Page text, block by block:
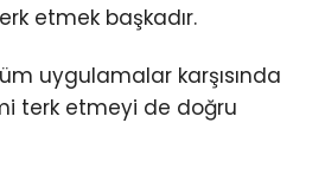
etmek başkadır.
uygulamalar karşısında
terk etmeyi de doğru